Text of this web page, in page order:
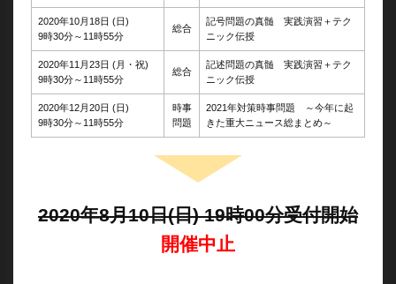
2020年10月18日 (日)
9時30分～11時55分
総合
記号問題の真髄 実践演習＋テク
ニック伝授
2020年11月23日 (月・祝)
9時30分～11時55分
総合
記述問題の真髄 実践演習＋テク
ニック伝授
2020年12月20日 (日)
9時30分～11時55分
時事
問題
2021年対策時事問題 ～今年に起
きた重大ニュース総まとめ～
2020年8月10日(日) 19時00分受付開始
開催中止